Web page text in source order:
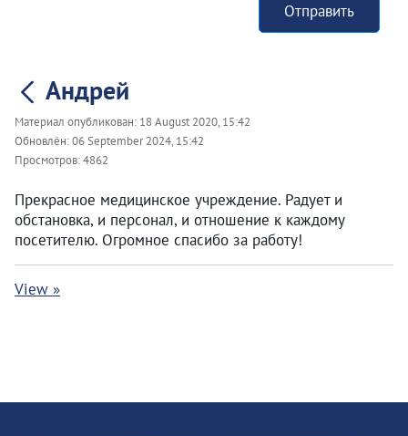
Отправить
Андрей
Материал опубликован: 18 August 2020, 15:42
Обновлён:06 September 2024, 15:42
Просмотров:4862
Прекрасное медицинское учреждение. Радует и
обстановка, и персонал, и отношение к каждому
посетителю. Огромное спасибо за работу!
View »